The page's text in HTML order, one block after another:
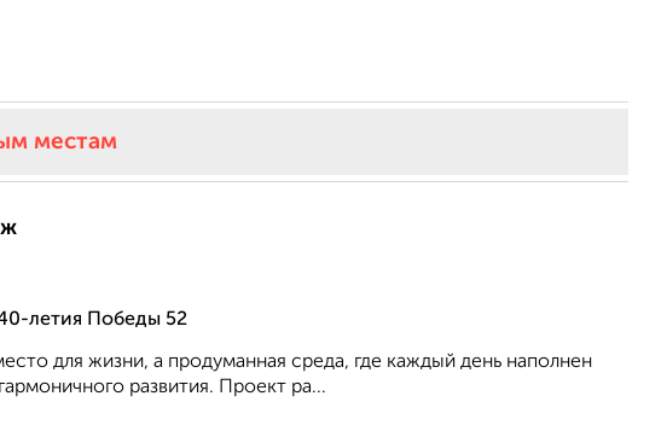
местам
летия Победы 52
для жизни, а продуманная среда, где каждый день наполнен
развития. Проект ра...